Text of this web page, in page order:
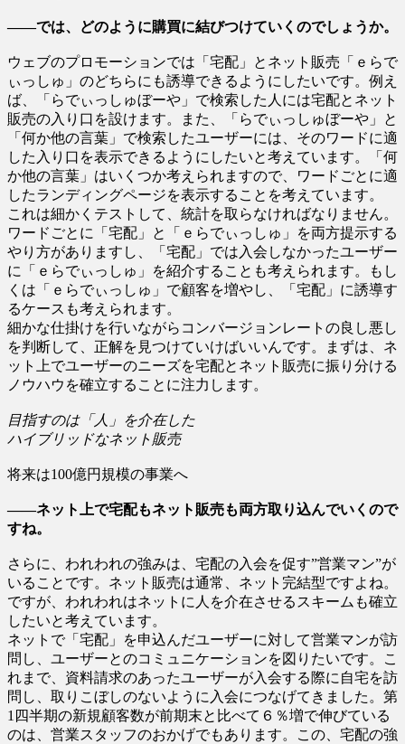
――では、どのように購買に結びつけていくのでしょうか。
ウェブのプロモーションでは「宅配」とネット販売「ｅらで
ぃっしゅ」のどちらにも誘導できるようにしたいです。例え
ば、「らでぃっしゅぼーや」で検索した人には宅配とネット
販売の入り口を設けます。また、「らでぃっしゅぼーや」と
「何か他の言葉」で検索したユーザーには、そのワードに適
した入り口を表示できるようにしたいと考えています。「何
か他の言葉」はいくつか考えられますので、ワードごとに適
したランディングページを表示することを考えています。
これは細かくテストして、統計を取らなければなりません。
ワードごとに「宅配」と「ｅらでぃっしゅ」を両方提示する
やり方がありますし、「宅配」では入会しなかったユーザー
に「ｅらでぃっしゅ」を紹介することも考えられます。もし
くは「ｅらでぃっしゅ」で顧客を増やし、「宅配」に誘導す
るケースも考えられます。
細かな仕掛けを行いながらコンバージョンレートの良し悪し
を判断して、正解を見つけていけばいいんです。まずは、ネ
ット上でユーザーのニーズを宅配とネット販売に振り分ける
ノウハウを確立することに注力します。
目指すのは「人」を介在した
ハイブリッドなネット販売
将来は100億円規模の事業へ
――ネット上で宅配もネット販売も両方取り込んでいくので
すね。
さらに、われわれの強みは、宅配の入会を促す”営業マン”が
いることです。ネット販売は通常、ネット完結型ですよね。
ですが、われわれはネットに人を介在させるスキームも確立
したいと考えています。
ネットで「宅配」を申込んだユーザーに対して営業マンが訪
問し、ユーザーとのコミュニケーションを図りたいです。こ
れまで、資料請求のあったユーザーが入会する際に自宅を訪
問し、取りこぼしのないように入会につなげてきました。第
1四半期の新規顧客数が前期末と比べて６％増で伸びている
のは、営業スタッフのおかげでもあります。この、宅配の強